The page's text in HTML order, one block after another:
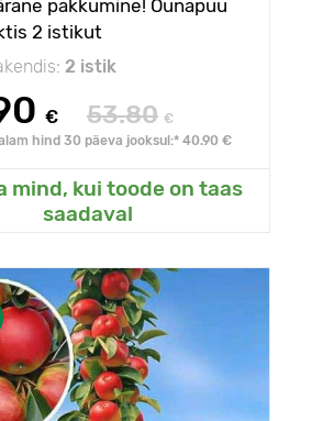
pakkumine! Õunapuu
2 istikut
2 istik
€ 53.80 €
hind 30 päeva jooksul:* 40.90 €
mind, kui toode on taas
saadaval